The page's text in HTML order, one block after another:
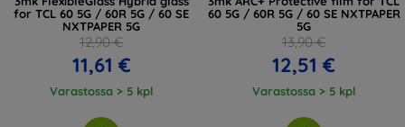
for TCL 60 5G / 60R 5G / 60 SE
NXTPAPER 5G
12,90 €
11,61 €
Varastossa > 5 kpl
60 5G / 60R 5G / 60 SE NXTPAPER
5G
13,90 €
12,51 €
Varastossa > 5 kpl